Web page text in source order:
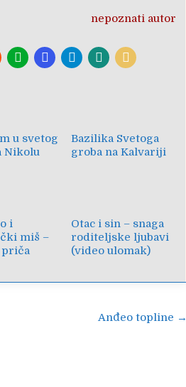
nepoznati autor
u svetog
Nikolu
Bazilika Svetoga
groba na Kalvariji
i
miš –
priča
Otac i sin – snaga
roditeljske ljubavi
(video ulomak)
Anđeo topline →